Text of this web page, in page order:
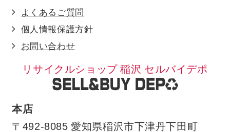
よくあるご質問
個人情報保護方針
お問い合わせ
リサイクルショップ 稲沢 セルバイデポ
本店
〒492-8085 愛知県稲沢市下津丹下田町